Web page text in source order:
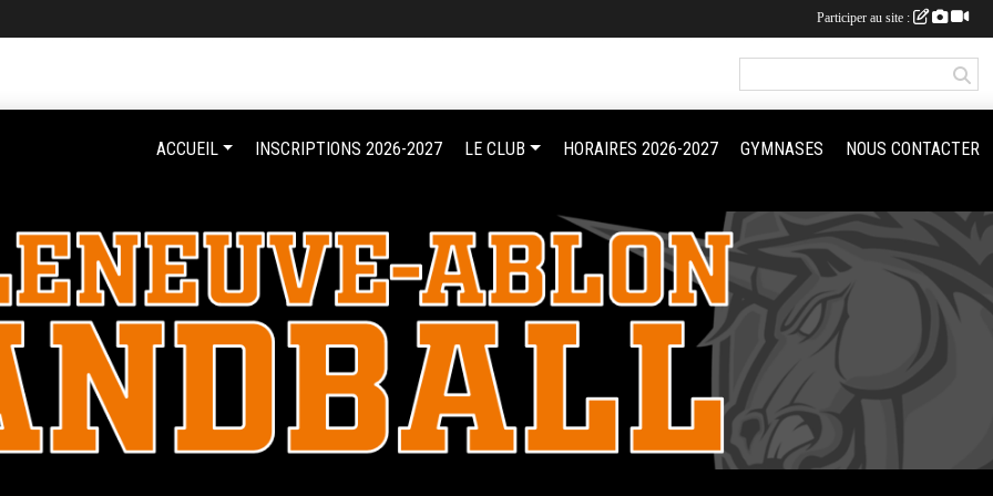
ACCUEIL INSCRIPTIONS 2026-2027 LE CLUB HORAIRES 2026-2027 GYMNASES NOUS CONTACTER
Participer au site :